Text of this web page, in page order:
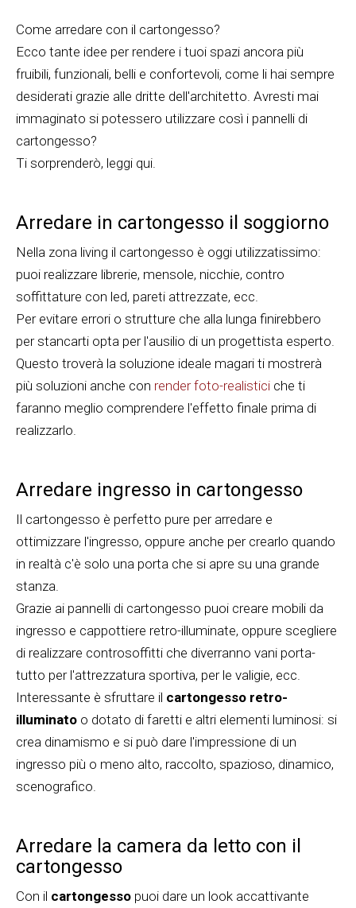
Come arredare con il cartongesso?
Ecco tante idee per rendere i tuoi spazi ancora più
fruibili, funzionali, belli e confortevoli, come li hai sempre
desiderati grazie alle dritte dell'architetto. Avresti mai
immaginato si potessero utilizzare così i pannelli di
cartongesso?
Ti sorprenderò, leggi qui.
Arredare in cartongesso il soggiorno
Nella zona living il cartongesso è oggi utilizzatissimo:
puoi realizzare librerie, mensole, nicchie, contro
soffittature con led, pareti attrezzate, ecc.
Per evitare errori o strutture che alla lunga finirebbero
per stancarti opta per l'ausilio di un progettista esperto.
Questo troverà la soluzione ideale magari ti mostrerà
più soluzioni anche con render foto-realistici che ti
faranno meglio comprendere l'effetto finale prima di
realizzarlo.
Arredare ingresso in cartongesso
Il cartongesso è perfetto pure per arredare e
ottimizzare l'ingresso, oppure anche per crearlo quando
in realtà c'è solo una porta che si apre su una grande
stanza.
Grazie ai pannelli di cartongesso puoi creare mobili da
ingresso e cappottiere retro-illuminate, oppure scegliere
di realizzare controsoffitti che diverranno vani porta-
tutto per l'attrezzatura sportiva, per le valigie, ecc.
Interessante è sfruttare il cartongesso retro-
illuminato o dotato di faretti e altri elementi luminosi: si
crea dinamismo e si può dare l'impressione di un
ingresso più o meno alto, raccolto, spazioso, dinamico,
scenografico.
Arredare la camera da letto con il
cartongesso
Con il cartongesso puoi dare un look accattivante